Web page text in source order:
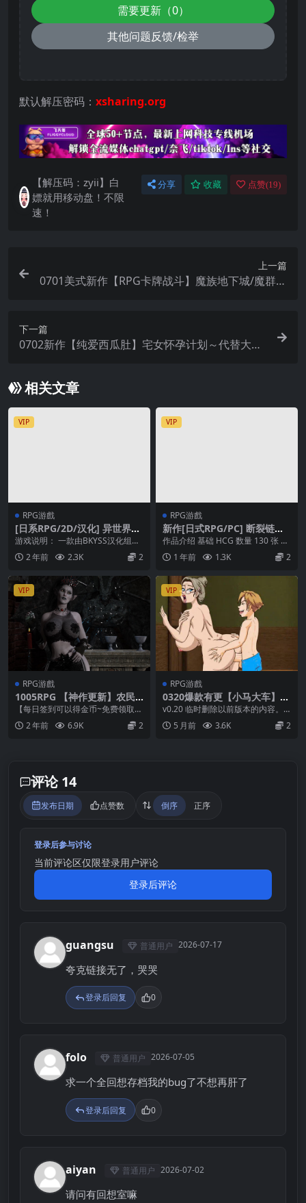
需要更新（0）
其他问题反馈/检举
默认解压密码： xsharing.org
【解压码：zyii】白
嫖就用移动盘！不限
速！
分享 收藏 点赞(19)
上一篇
0701美式新作【RPG卡牌战斗】魔族地下城/魔群地
下一篇
0702新作【纯爱西瓜肚】宅女怀孕计划～代替大小
相关文章
VIP
RPG游戲
[日系RPG/2D/汉化] 异世界悠
闲后宫村 異世界【安卓直装】
游戏说明： 一款由BKYSS汉化组汉
化的日系RPG， 一款生存探索后宫
类型的角色...
2 年前 2.3K 2
VIP
RPG游戲
新作[日式RPG/PC] 断裂链接
ver1.00c 机翻版 [2.20G]
作品介绍 基础 HCG 数量 130 张 H
场景超过 100 个 本社团最大容...
1 年前 1.3K 2
VIP
RPG游戲
1005RPG 【神作更新】农民
的追求 Peasant’s Quest-v3.
【每日签到可以得金币~免费领取游
戏】 在线解压导致的失效不补！~
补得话有偿~1米...
2 年前 6.9K 2
VIP
RPG游戲
0320爆款有更【小马大车】熟
女岛 The Island of Milfs ver
v0.20 临时删除以前版本的内容。 >
力学； -增加了希拉里的任务。 -...
5 月前 3.6K 2
评论 14
发布日期 点赞数 倒序 正序
登录后参与讨论
当前评论区仅限登录用户评论
登录后评论
G guangsu 普通用户 2026-07-17
夸克链接无了，哭哭
登录后回复 0
F folo 普通用户 2026-07-05
求一个全回想存档我的bug了不想再肝了
登录后回复 0
A aiyan 普通用户 2026-07-02
请问有回想室嘛